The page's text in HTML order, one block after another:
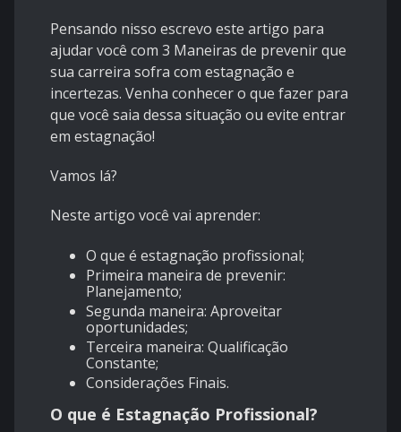
Pensando nisso escrevo este artigo para
ajudar você com 3 Maneiras de prevenir que
sua carreira sofra com estagnação e
incertezas. Venha conhecer o que fazer para
que você saia dessa situação ou evite entrar
em estagnação!
Vamos lá?
Neste artigo você vai aprender:
O que é estagnação profissional;
Primeira maneira de prevenir:
Planejamento;
Segunda maneira: Aproveitar
oportunidades;
Terceira maneira: Qualificação
Constante;
Considerações Finais.
O que é Estagnação Profissional?